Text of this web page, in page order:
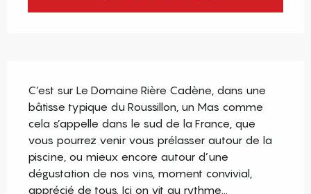
C’est sur Le Domaine Rière Cadène, dans une
bâtisse typique du Roussillon, un Mas comme
cela s’appelle dans le sud de la France, que
vous pourrez venir vous prélasser autour de la
piscine, ou mieux encore autour d’une
dégustation de nos vins, moment convivial,
apprécié de tous. Ici on vit au rythme...